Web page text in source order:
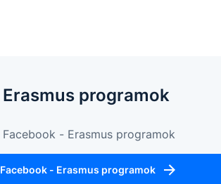
Erasmus programok
Facebook - Erasmus programok
Facebook - Erasmus programok